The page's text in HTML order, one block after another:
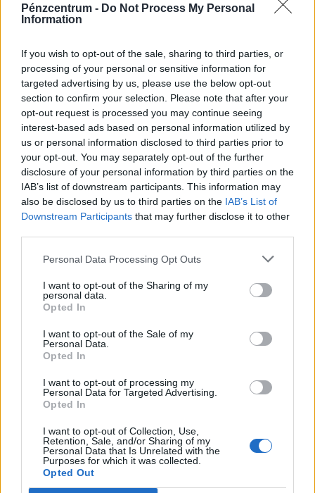
Pénzcentrum - Do Not Process My Personal
Information
If you wish to opt-out of the sale, sharing to third parties, or
processing of your personal or sensitive information for
targeted advertising by us, please use the below opt-out
section to confirm your selection. Please note that after your
opt-out request is processed you may continue seeing
interest-based ads based on personal information utilized by
us or personal information disclosed to third parties prior to
your opt-out. You may separately opt-out of the further
disclosure of your personal information by third parties on the
IAB’s list of downstream participants. This information may
also be disclosed by us to third parties on the IAB’s List of
Downstream Participants that may further disclose it to other
Personal Data Processing Opt Outs
I want to opt-out of the Sharing of my
personal data.
Opted In
I want to opt-out of the Sale of my
Personal Data.
Opted In
I want to opt-out of processing my
Personal Data for Targeted Advertising.
Opted In
I want to opt-out of Collection, Use,
Retention, Sale, and/or Sharing of my
Personal Data that Is Unrelated with the
Purposes for which it was collected.
Opted Out
Így dolgoznak home officeból az élelmesek,
miközben utazgatnak: itt a TOP10 úticél, ahol
ezt legkönnyebben megteheted
Az IWG kutatása szerint a helyfüggetlen munkavégzés a
válaszadók 90%-ánál javította a munka és a magánélet
egyensúlyát, míg 80%-uk produktívabbnak érzi magát.
El vannak tévedve a mai diákok? Sokan már
csak így hajlandók dolgozni: elképesztő,
milyen elvárásaik vannak
A diákok által legfontosabbnak tartott készségek között
továbbra is a kommunikáció, a problémamegoldás és a
kritikus gondolkodás vezet.